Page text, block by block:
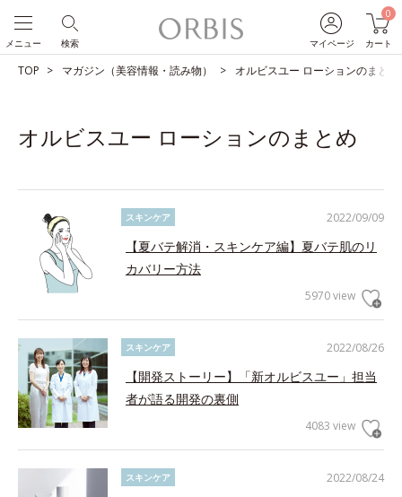
マイページ
0
カート
検索
メニュー
TOP マガジン（美容情報・読み物） オルビスユー ローションのまとめ
オルビスユー ローションのまとめ
2022/09/09
スキンケア
【夏バテ解消・スキンケア編】夏バテ肌のリ
カバリー方法
5970 view
2022/08/26
スキンケア
【開発ストーリー】「新オルビスユー」担当
者が語る開発の裏側
4083 view
2022/08/24
スキンケア